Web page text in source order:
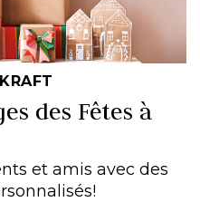
des Fêtes à
et amis avec des